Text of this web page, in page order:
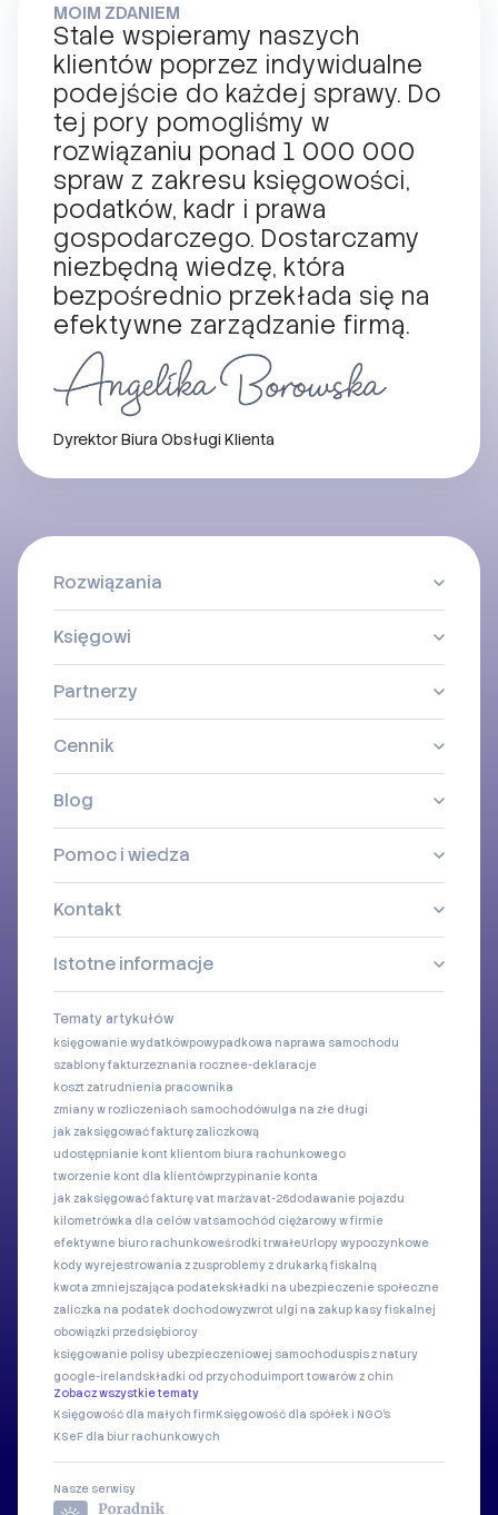
MOIM ZDANIEM
Stale wspieramy naszych
klientów poprzez indywidualne
podejście do każdej sprawy. Do
tej pory pomogliśmy w
rozwiązaniu ponad 1 000 000
spraw z zakresu księgowości,
podatków, kadr i prawa
gospodarczego. Dostarczamy
niezbędną wiedzę, która
bezpośrednio przekłada się na
efektywne zarządzanie firmą.
Dyrektor Biura Obsługi Klienta
Rozwiązania
Księgowi
Partnerzy
Cennik
Blog
Pomoc i wiedza
Kontakt
Istotne informacje
Tematy artykułów
księgowanie wydatkówpowypadkowa naprawa samochodu
szablony fakturzeznania rocznee-deklaracje
koszt zatrudnienia pracownika
zmiany w rozliczeniach samochodówulga na złe długi
jak zaksięgować fakturę zaliczkową
udostępnianie kont klientom biura rachunkowego
tworzenie kont dla klientówprzypinanie konta
jak zaksięgować fakturę vat marżavat-26dodawanie pojazdu
kilometrówka dla celów vatsamochód ciężarowy w firmie
efektywne biuro rachunkoweśrodki trwałeUrlopy wypoczynkowe
kody wyrejestrowania z zusproblemy z drukarką fiskalną
kwota zmniejszająca podatekskładki na ubezpieczenie społeczne
zaliczka na podatek dochodowyzwrot ulgi na zakup kasy fiskalnej
obowiązki przedsiębiorcy
księgowanie polisy ubezpieczeniowej samochoduspis z natury
google-ireland składki od przychoduimport towarów z chin
Zobacz wszystkie tematy
Księgowość dla małych firmKsięgowość dla spółek i NGO's
KSeF dla biur rachunkowych
Nasze serwisy